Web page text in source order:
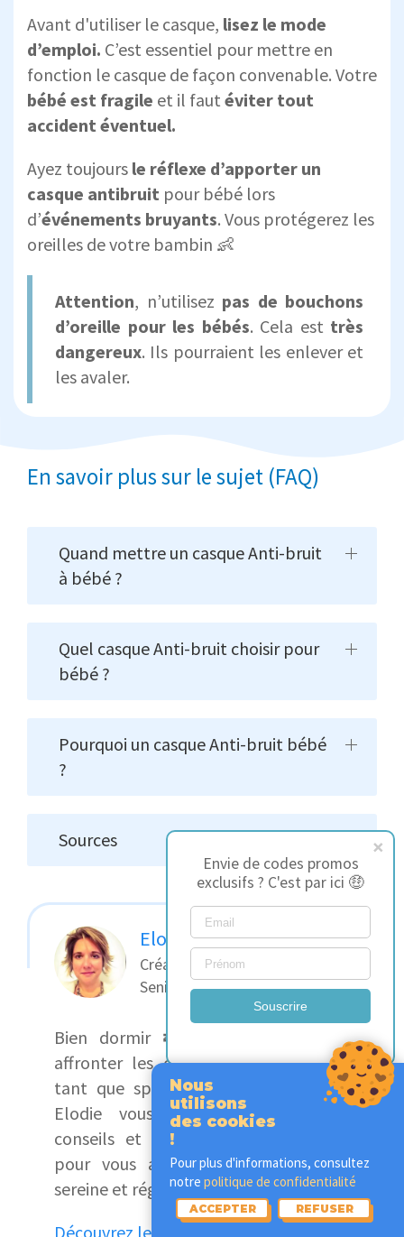
Avant d'utiliser le casque, lisez le mode
d’emploi. C’est essentiel pour mettre en
fonction le casque de façon convenable. Votre
bébé est fragile et il faut éviter tout
accident éventuel.
Ayez toujours le réflexe d’apporter un
casque antibruit pour bébé lors
d’événements bruyants. Vous protégerez les
oreilles de votre bambin 👶
Attention, n’utilisez pas de bouchons
d’oreille pour les bébés. Cela est très
dangereux. Ils pourraient les enlever et
les avaler.
En savoir plus sur le sujet (FAQ)
Quand mettre un casque Anti-bruit
à bébé ?
Quel casque Anti-bruit choisir pour
bébé ?
Pourquoi un casque Anti-bruit bébé
?
Sources
Elodie Rance
Créatrice de contenu SEO
Senior
Bien dormir 💤 est essentiel pour
affronter les défis de la journée. En
tant que spécialiste du bien-être 🧘
Elodie vous partage ses astuces,
conseils et remèdes de grand-mère
pour vous aider à passer une nuit
sereine et régénératrice.
Découvrez le reste de l'équipe
Envie de codes promos
exclusifs ? C'est par ici 🤑
Souscrire
Nous
utilisons
des cookies
!
Pour plus d'informations, consultez
notre politique de confidentialité
ACCEPTER REFUSER